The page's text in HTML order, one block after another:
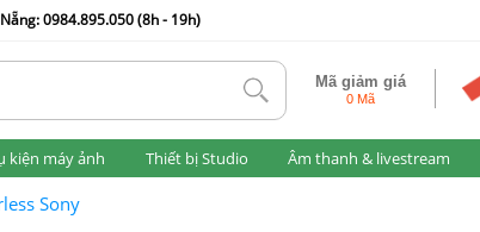
0984.895.050 (8h - 19h)
tlk Mã giảm giá
0 Mã
kiện máy ảnh Thiết bị Studio Âm thanh & livestream
Sony